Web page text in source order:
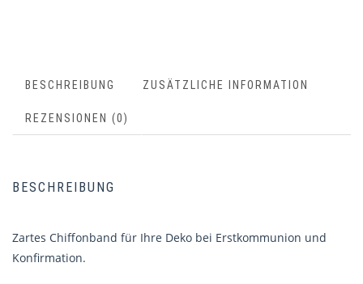
BESCHREIBUNG ZUSÄTZLICHE INFORMATION
REZENSIONEN (0)
BESCHREIBUNG
Zartes Chiffonband für Ihre Deko bei Erstkommunion und
Konfirmation.